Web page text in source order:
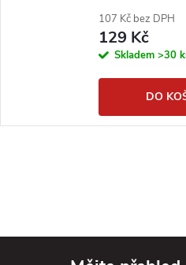
107 Kč bez DPH
129 Kč
Skladem >30
DO